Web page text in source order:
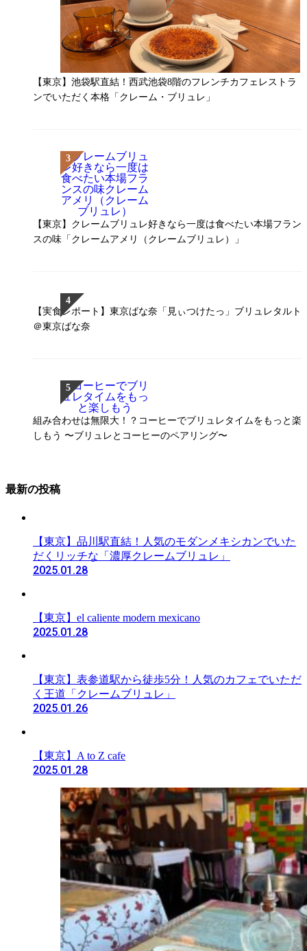
【東京】池袋駅直結！西武池袋8階のフレンチカフェレストラ
ンでいただく本格「クレーム・ブリュレ」
【東京】クレームブリュレ好きなら一度は食べたい本場フラン
スの味「クレームアメリ（クレームブリュレ）」
【実食レポート】東京ばな奈「見ぃつけたっ」ブリュレタルト
＠東京ばな奈
組み合わせは無限大！？コーヒーでブリュレタイムをもっと楽
しもう 〜ブリュレとコーヒーのペアリング〜
最新の投稿
【東京】品川駅直結！人気のモダンメキシカンでいた
だくリッチな「濃厚クレームブリュレ」
2025.01.28
【東京】el caliente modern mexicano
2025.01.28
【東京】表参道駅から徒歩5分！人気のカフェでいただ
く王道「クレームブリュレ」
2025.01.26
【東京】A to Z cafe
2025.01.28